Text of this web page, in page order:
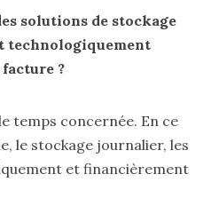
solutions de stockage
technologiquement
?
temps concernée. En ce
le stockage journalier, les
et financièrement